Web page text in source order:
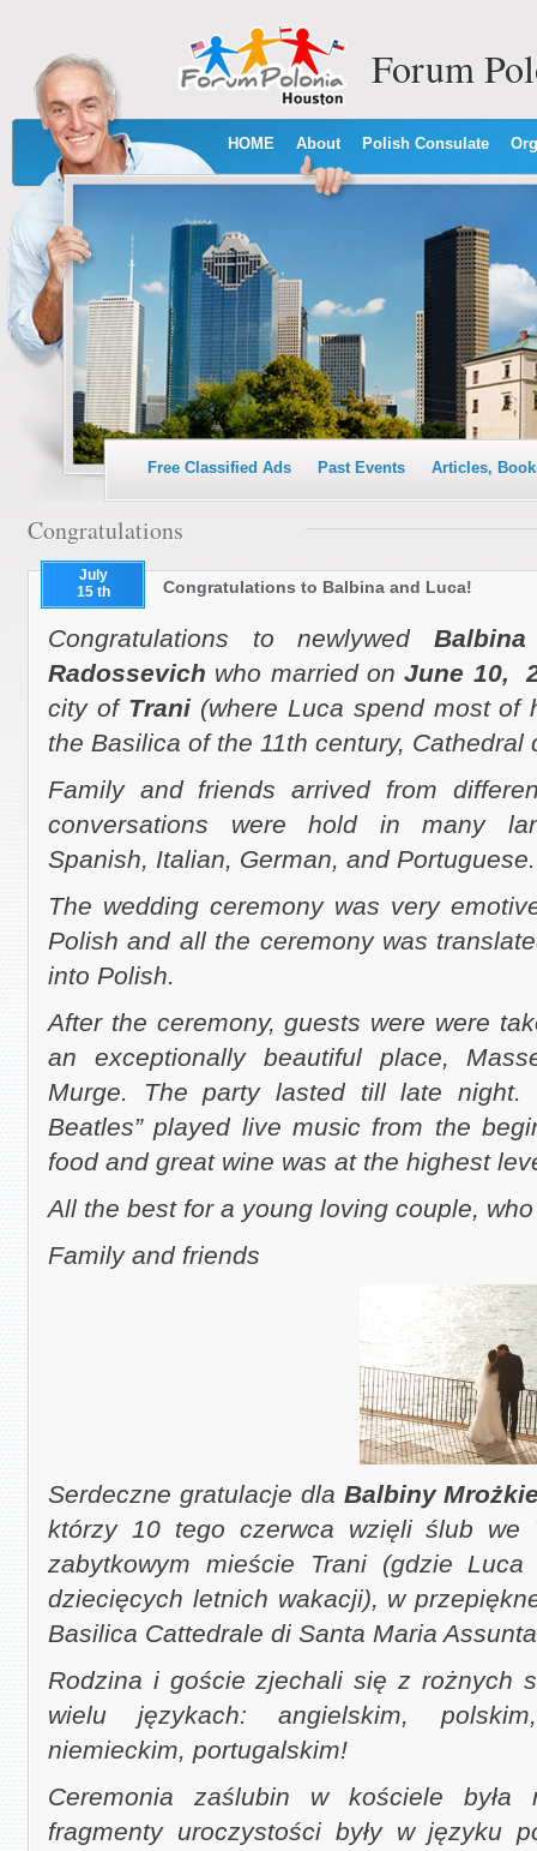
Forum
HOME About Polish Consulate
Free Classified Ads Past Events Articles,
Congratulations
July
15 th
Congratulations to Balbina and Luca!
Congratulations to newlywed
Radossevich who married onJune 10,
city of Trani(where Luca spend most of
the Basilica of the 11th century, Cathedral
Family and friends arrived from
conversations were hold in many
Spanish, Italian, German, and Portuguese.
The wedding ceremony was very
Polish and all the ceremony was
into Polish.
After the ceremony, guests were were
an exceptionally beautiful place,
Murge. The party lasted till late night.
Beatles” played live music from the
food and great wine was at the highest
All the best for a young loving couple,
Family and friends
Serdeczne gratulacje dla Balbiny
którzy 10 tego czerwca wzięli ślub we
zabytkowym mieście Trani (gdzie Luca
dziecięcych letnich wakacji), w
Basilica Cattedrale di Santa Maria
Rodzina i goście zjechali się z rożnych
wielu językach: angielskim,
niemieckim, portugalskim!
Ceremonia zaślubin w kościele była
fragmenty uroczystości były w języku